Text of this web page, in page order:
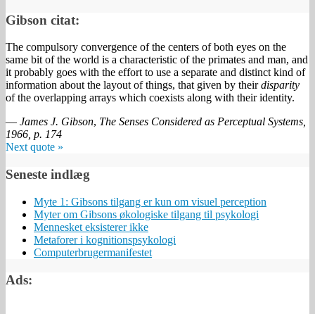
Gibson citat:
The compulsory convergence of the centers of both eyes on the
same bit of the world is a characteristic of the primates and man, and
it probably goes with the effort to use a separate and distinct kind of
information about the layout of things, that given by theirdisparity
of the overlapping arrays which coexists along with their identity.
— James J. Gibson, The Senses Considered as Perceptual Systems,
1966, p. 174
Next quote »
Seneste indlæg
Myte 1: Gibsons tilgang er kun om visuel perception
Myter om Gibsons økologiske tilgang til psykologi
Mennesket eksisterer ikke
Metaforer i kognitionspsykologi
Computerbrugermanifestet
Ads: